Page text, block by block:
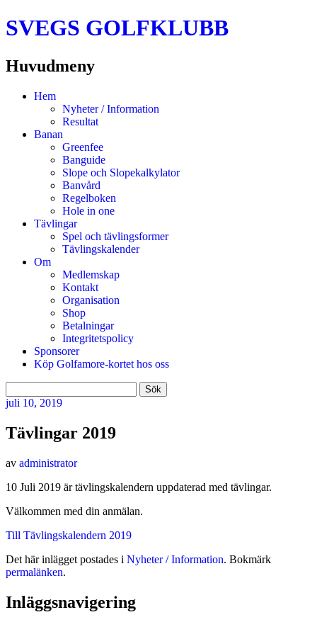
SVEGS GOLFKLUBB
Huvudmeny
HoppaHem
Nyheter / Information
Resultat
Banan
Greenfee
Banguide
Slope och Slopekalkylator
Banvård
Regelboken
Hole in one
Tävlingar
Spel och tävlingsformer
Tävlingskalender
Om
Medlemskap
Kontakt
Organisation
Shop
Betalningar
Integritetspolicy
Sponsorer
Köp Golfamore-kortet hos oss
efter:
juli 10, 2019
Tävlingar 2019
av administrator
10 Juli 2019 är tävlingskalendern uppdaterad med tävlingar.
Välkommen med din anmälan.
Till Tävlingskalendern 2019
Det här inlägget postades i Nyheter / Information. Bokmärk
permalänken.
Inläggsnavigering